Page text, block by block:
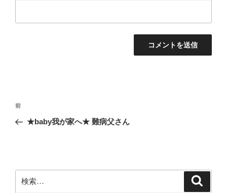
投
ナ
ー
シ
前
の
前
★baby我が家へ★ 難病父さん
索: